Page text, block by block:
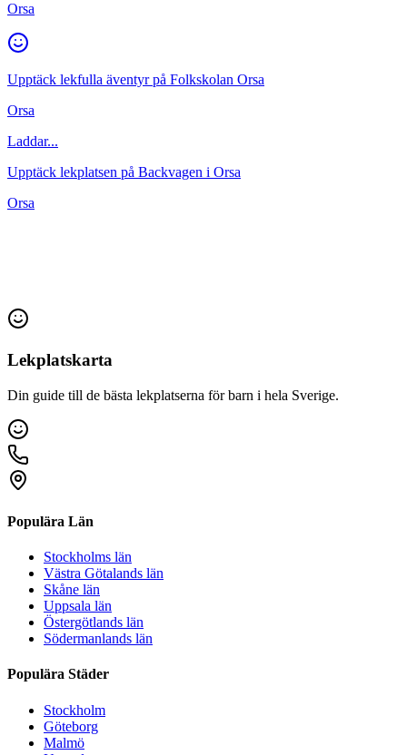
Orsa
Upptäck lekfulla äventyr på Folkskolan Orsa
Orsa
Laddar...
Upptäck lekplatsen på Backvagen i Orsa
Orsa
Lekplatskarta
Din guide till de bästa lekplatserna för barn i hela Sverige.
Populära Län
Stockholms län
Västra Götalands län
Skåne län
Uppsala län
Östergötlands län
Södermanlands län
Populära Städer
Stockholm
Göteborg
Malmö